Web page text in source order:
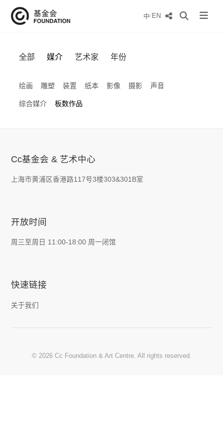
中/EN
全部 媒介
绘画 雕塑 装置 纸本 影像 摄影 声音
综合媒介 板数作品
艺术家 年份
Cc基金会 & 艺术中心
上海市黄浦区香港路117号3楼303&301B室
开放时间
周三至周日 11:00-18:00 周一闭馆
快速链接
关于我们
© 2026 Cc Foundation & Art Centre. All rights reserved.